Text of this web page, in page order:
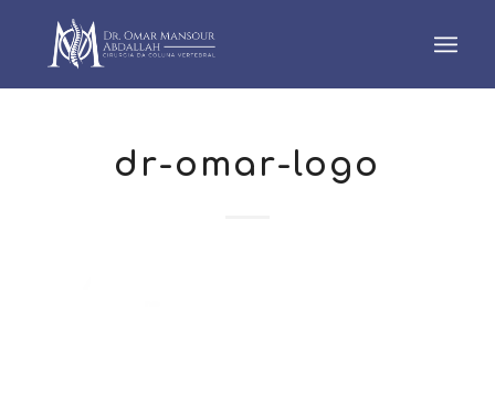
dr-omar-logo